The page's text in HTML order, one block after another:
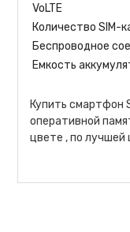
VoLTE
Количество SIM-
Беспроводное
Емкость
Купить смартфон
оперативной
цвете , по лучшей